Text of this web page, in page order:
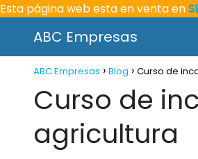
Esta página web esta en venta en
ABC Empresas
ABC Empresas Blog Curso de
Curso de
agricultura